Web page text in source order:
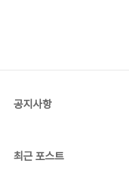
공지사항
최근 포스트